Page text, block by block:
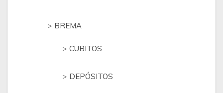
BREMA
CUBITOS
DEPÓSITOS